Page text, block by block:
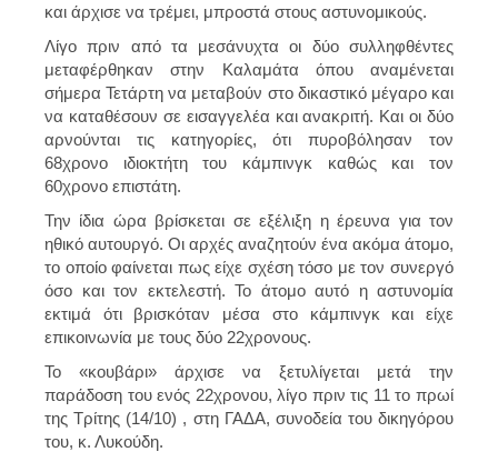
και άρχισε να τρέμει, μπροστά στους αστυνομικούς.
Λίγο πριν από τα μεσάνυχτα οι δύο συλληφθέντες
μεταφέρθηκαν στην Καλαμάτα όπου αναμένεται
σήμερα Τετάρτη να μεταβούν στο δικαστικό μέγαρο και
να καταθέσουν σε εισαγγελέα και ανακριτή. Και οι δύο
αρνούνται τις κατηγορίες, ότι πυροβόλησαν τον
68χρονο ιδιοκτήτη του κάμπινγκ καθώς και τον
60χρονο επιστάτη.
Την ίδια ώρα βρίσκεται σε εξέλιξη η έρευνα για τον
ηθικό αυτουργό. Οι αρχές αναζητούν ένα ακόμα άτομο,
το οποίο φαίνεται πως είχε σχέση τόσο με τον συνεργό
όσο και τον εκτελεστή. Το άτομο αυτό η αστυνομία
εκτιμά ότι βρισκόταν μέσα στο κάμπινγκ και είχε
επικοινωνία με τους δύο 22χρονους.
Το «κουβάρι» άρχισε να ξετυλίγεται μετά την
παράδοση του ενός 22χρονου, λίγο πριν τις 11 το πρωί
της Τρίτης (14/10) , στη ΓΑΔΑ, συνοδεία του δικηγόρου
του, κ. Λυκούδη.